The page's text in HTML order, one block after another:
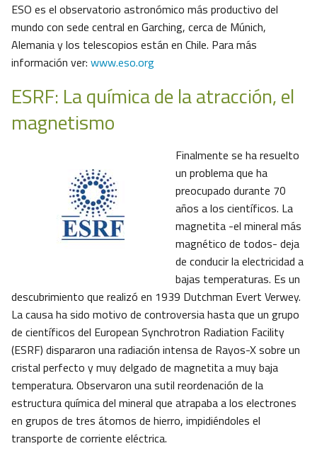
ESO es el observatorio astronómico más productivo del
mundo con sede central en Garching, cerca de Múnich,
Alemania y los telescopios están en Chile. Para más
información ver: www.eso.org
ESRF: La química de la atracción, el
magnetismo
Finalmente se ha resuelto
un problema que ha
preocupado durante 70
años a los científicos. La
magnetita -el mineral más
magnético de todos- deja
de conducir la electricidad a
bajas temperaturas. Es un
descubrimiento que realizó en 1939 Dutchman Evert Verwey.
La causa ha sido motivo de controversia hasta que un grupo
de científicos del European Synchrotron Radiation Facility
(ESRF) dispararon una radiación intensa de Rayos-X sobre un
cristal perfecto y muy delgado de magnetita a muy baja
temperatura. Observaron una sutil reordenación de la
estructura química del mineral que atrapaba a los electrones
en grupos de tres átomos de hierro, impidiéndoles el
transporte de corriente eléctrica.